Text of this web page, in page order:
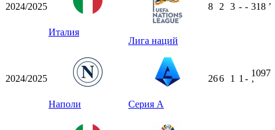
2024/2025
Италия
Лига наций
8 2 3 - - 318 ʼ
2024/2025
Наполи Серия А
266 1 1 -
1097
ʼ